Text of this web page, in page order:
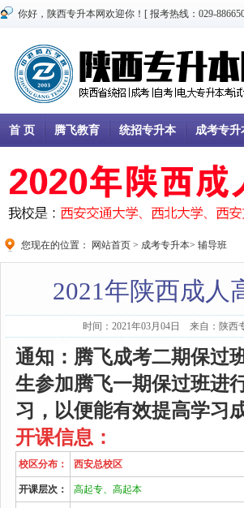
你好，陕西专升本网欢迎你！[ 报考热线：029-
首 页 腾飞教育 统招专升本 成考专升
您现在的位置： 网站首页 > 成考专升本> 辅导班
2021年陕西成人
时间：2021年03月04日 来自：陕
通知：腾飞成考二期保过
生参加腾飞一期保过班进
习，以便能有效提高学习
开课信息：
校区分布： 西安总校区
开课层次： 高起专、高起本